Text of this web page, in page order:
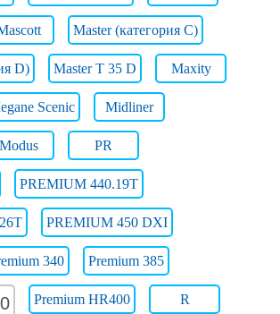
Master (категория C)
D) Master T 35 D Maxity
Scenic Midliner
Modus PR
PREMIUM 440.19T
PREMIUM 450 DXI
340 Premium 385
Premium HR400 R